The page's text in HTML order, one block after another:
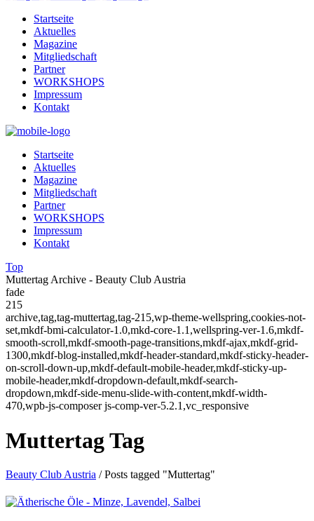
Startseite
Aktuelles
Magazine
Mitgliedschaft
Partner
WORKSHOPS
Impressum
Kontakt
Startseite
Aktuelles
Magazine
Mitgliedschaft
Partner
WORKSHOPS
Impressum
Kontakt
Top
Muttertag Archive - Beauty Club Austria
fade
215
archive,tag,tag-muttertag,tag-215,wp-theme-wellspring,cookies-not-
set,mkdf-bmi-calculator-1.0,mkd-core-1.1,wellspring-ver-1.6,mkdf-
smooth-scroll,mkdf-smooth-page-transitions,mkdf-ajax,mkdf-grid-
1300,mkdf-blog-installed,mkdf-header-standard,mkdf-sticky-header-
on-scroll-down-up,mkdf-default-mobile-header,mkdf-sticky-up-
mobile-header,mkdf-dropdown-default,mkdf-search-
dropdown,mkdf-side-menu-slide-with-content,mkdf-width-
470,wpb-js-composer js-comp-ver-5.2.1,vc_responsive
Muttertag Tag
Beauty Club Austria /Posts tagged "Muttertag"